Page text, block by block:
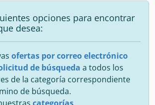
opciones para encontrar
desea:
ofertas por correo electrónico
de búsqueda a todos los
de la categoría correspondiente
de búsqueda.
categorías